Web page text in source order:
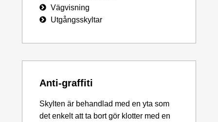
Vägvisning
Utgångsskyltar
Anti-graffiti
Skylten är behandlad med en yta som
det enkelt att ta bort gör klotter med en